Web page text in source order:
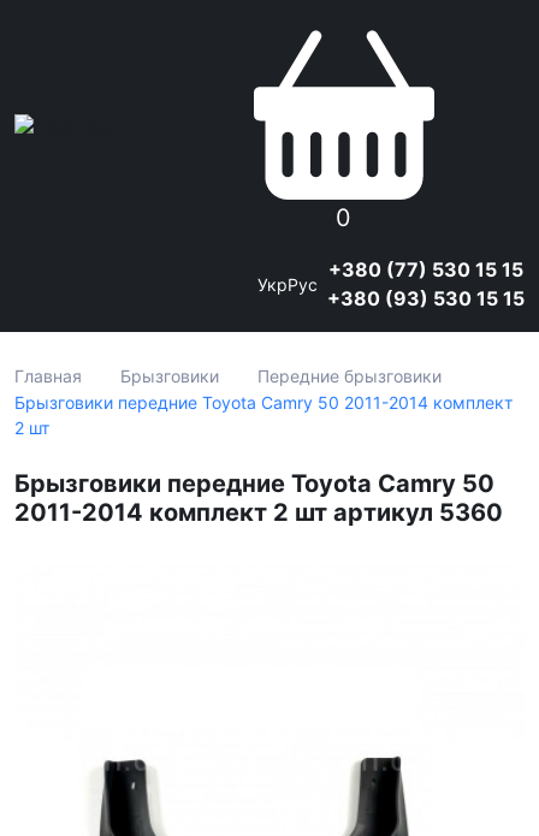
0
УкрРус
+380 (77) 530 15 15
+380 (93) 530 15 15
Главная Брызговики
Передние брызговики
Брызговики передние Toyota Camry 50 2011-2014 комплект
2 шт
Брызговики передние Toyota Camry 50
2011-2014 комплект 2 шт артикул 5360